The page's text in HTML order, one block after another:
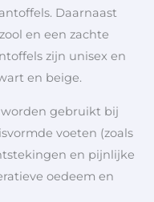
Daarnaast
en een zachte
zijn unisex en
en beige.
gebruikt bij
voeten (zoals
en pijnlijke
oedeem en